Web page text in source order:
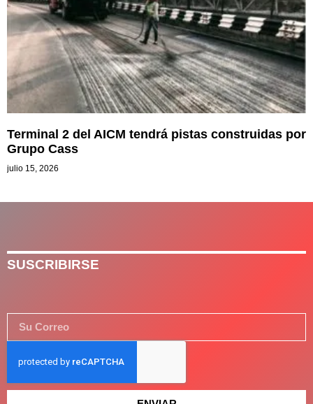
Terminal 2 del AICM tendrá pistas construidas por
Grupo Cass
julio 15, 2026
SUSCRIBIRSE